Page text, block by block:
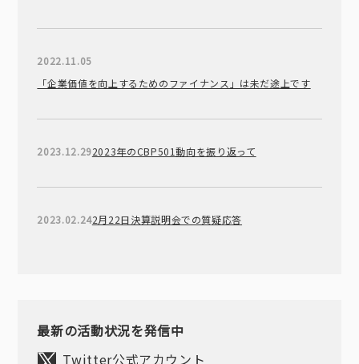
2022.11.05
「企業価値を向上するためのファイナンス」は未だ途上です
2023.12.292023年のCBP501動向を振り返って
2023.02.242月22日決算説明会での質疑応答
最新の活動状況を発信中
Twitter公式アカウント